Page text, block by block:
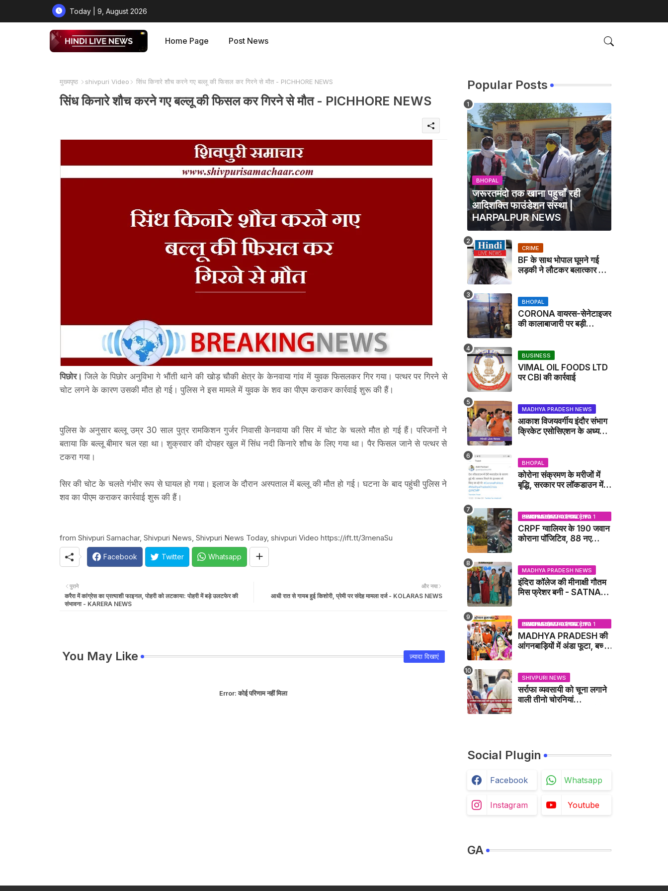
Today | 9, August 2026
Home Page Post News
मुख्यपृष्ठ shivpuri Video सिंध किनारे शौच करने गए बल्लू की फिसल कर गिरने से मौत - PICHHORE NEWS
सिंध किनारे शौच करने गए बल्लू की फिसल कर गिरने से मौत - PICHHORE NEWS
पिछोर। जिले के पिछोर अनुविभा गे भौंती थाने की खोड़ चौकी क्षेत्र के केनवाया गांव में युवक फिसलकर गिर गया। पत्थर पर गिरने से
चोट लगने के कारण उसकी मौत हो गई। पुलिस ने इस मामले में युवक के शव का पीएम कराकर कार्रवाई शुरू की हैं।
पुलिस के अनुसार बल्लू उम्र 30 साल पुत्र रामकिशन गुर्जर निवासी केनवाया की सिर में चोट के चलते मौत हो गई हैं। परिजनों ने
बताया कि बल्लू बीमार चल रहा था। शुक्रवार की दोपहर खुल में सिंध नदी किनारे शौच के लिए गया था। पैर फिसल जाने से पत्थर से
टकरा गया।
सिर की चोट के चलते गंभीर रूप से घायल हो गया। इलाज के दौरान अस्पताल में बल्लू की मौत हो गई। घटना के बाद पहुंची पुलिस ने
शव का पीएम कराकर कार्रवाई शुरू की हैं।
from Shivpuri Samachar, Shivpuri News, Shivpuri News Today, shivpuri Video https://ift.tt/3menaSu
Facebook Twitter Whatsapp
और नया
आधी रात से गायब हुई किशोरी, प्रेमी पर संदेह मामला दर्ज - KOLARAS NEWS
पुराने
करैरा में कांग्रेस का प्रत्याशी फाइनल, पोहरी को लटकाया: पोहरी में बड़े उलटफेर की
संभावना - KARERA NEWS
You May Like ज़्यादा दिखाएं
Error:कोई परिणाम नहीं मिला
Popular Posts
BHOPAL
जरूरतमंदो तक खाना पहुचाँ रही
आदिशक्ति फाउंडेशन संस्था |
HARPALPUR NEWS
CRIME
BF के साथ भोपाल घूमने गई
लड़की ने लौटकर बलात्कार का
BHOPAL
CORONA वायरस-सेनेटाइजर
की कालाबाजारी पर बड़ी
BUSINESS
VIMAL OIL FOODS LTD
पर CBI की कार्रवाई
MADHYA PRADESH NEWS
आकाश विजयवर्गीय इंदौर संभाग
क्रिकेट एसोसिएशन के अध्यक्ष
BHOPAL
कोरोना संक्रमण के मरीजों में
बृद्धि, सरकार पर लॉकडाउन में
BHOPAL SAMACHAR | NO 1 HINDI NEWS PORTAL OF CENTRAL INDIA (MADHYA PRADESH)
CRPF ग्वालियर के 190 जवान
कोराना पॉजिटिव, 88 नए
MADHYA PRADESH NEWS
इंदिरा कॉलेज की मीनाक्षी गौतम
मिस फ्रेशर बनी - SATNA
BHOPAL SAMACHAR | NO 1 HINDI NEWS PORTAL OF CENTRAL INDIA (MADHYA PRADESH)
MADHYA PRADESH की
आंगनबाड़ियों में अंडा फूटा, बच्चों
SHIVPURI NEWS
सर्राफा व्यवसायी को चूना लगाने
वाली तीनो चोरनियां
Social Plugin
Facebook Whatsapp
Instagram Youtube
GA